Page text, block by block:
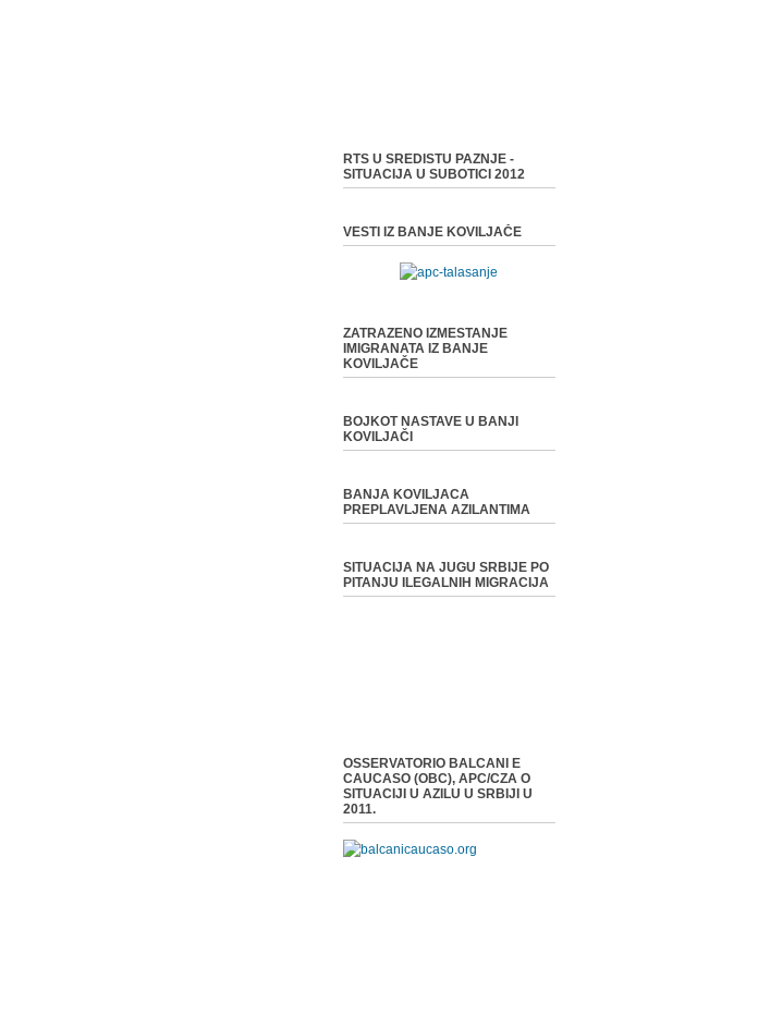
RTS U SREDISTU PAZNJE -
SITUACIJA U SUBOTICI 2012
VESTI IZ BANJE KOVILJAČE
ZATRAZENO IZMESTANJE
IMIGRANATA IZ BANJE
KOVILJAČE
BOJKOT NASTAVE U BANJI
KOVILJAČI
BANJA KOVILJACA
PREPLAVLJENA AZILANTIMA
SITUACIJA NA JUGU SRBIJE PO
PITANJU ILEGALNIH MIGRACIJA
OSSERVATORIO BALCANI E
CAUCASO (OBC), APC/CZA O
SITUACIJI U AZILU U SRBIJI U
2011.